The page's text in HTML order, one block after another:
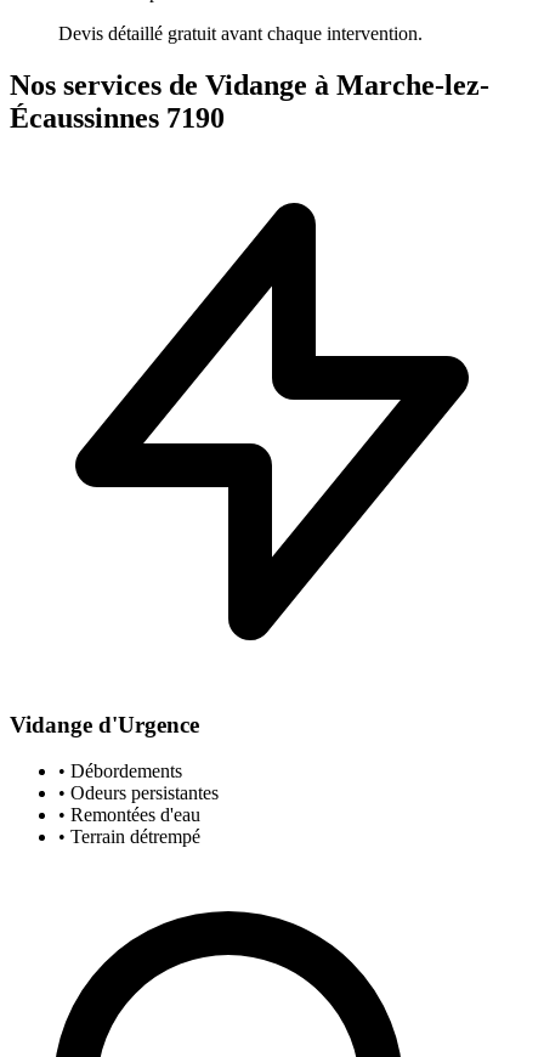
Devis détaillé gratuit avant chaque intervention.
Nos services de Vidange à Marche-lez-
Écaussinnes 7190
Vidange d'Urgence
• Débordements
• Odeurs persistantes
• Remontées d'eau
• Terrain détrempé